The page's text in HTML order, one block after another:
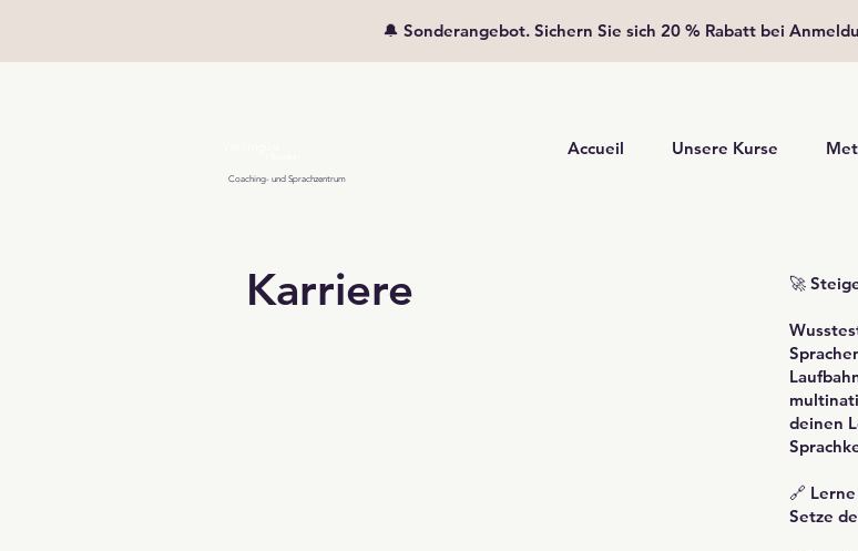
🔔 Sonderangebot. Sichern Sie sich 20 % Rabatt bei
Accueil Unsere Kurse
Coaching- und Sprachzentrum
Karriere 🚀
deinen
🔗
Setze